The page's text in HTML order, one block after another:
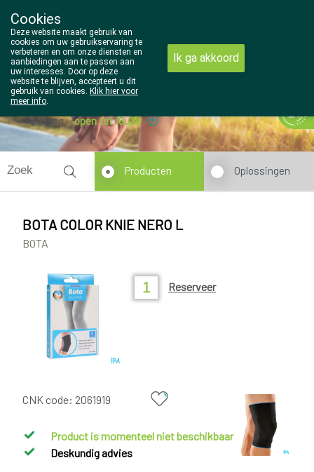
014/810298
Vandaag open tot 18u30
Producten Oplossingen
BOTA COLOR KNIE NERO L
BOTA
Reserveer
CNK code: 2061919
Product is momenteel niet beschikbaar
Deskundig advies
Cookies
Deze website maakt gebruik van
cookies om uw gebruikservaring te
verbeteren en om onze diensten en
aanbiedingen aan te passen aan
uw interesses. Door op deze
website te blijven, accepteert u dit
gebruik van cookies. Klik hier voor
meer info.
Ik ga akkoord